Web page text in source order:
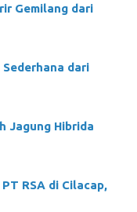
Gemilang dari
dari
Jagung Hibrida
RSA di Cilacap,